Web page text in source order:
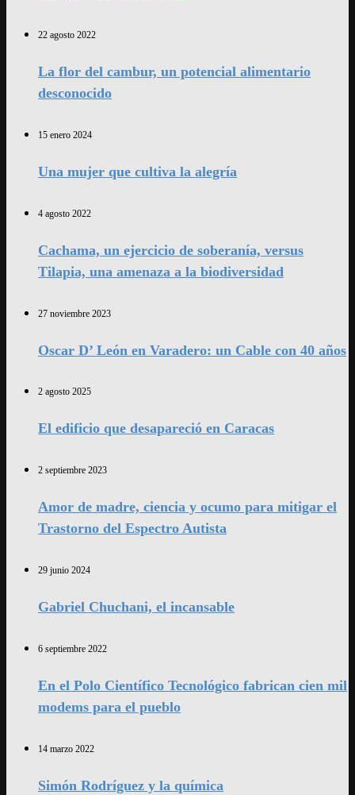
22 agosto 2022
La flor del cambur, un potencial alimentario
desconocido
15 enero 2024
Una mujer que cultiva la alegría
4 agosto 2022
Cachama, un ejercicio de soberanía, versus
Tilapia, una amenaza a la biodiversidad
27 noviembre 2023
Oscar D’ León en Varadero: un Cable con 40 años
2 agosto 2025
El edificio que desapareció en Caracas
2 septiembre 2023
Amor de madre, ciencia y ocumo para mitigar el
Trastorno del Espectro Autista
29 junio 2024
Gabriel Chuchani, el incansable
6 septiembre 2022
En el Polo Científico Tecnológico fabrican cien mil
modems para el pueblo
14 marzo 2022
Simón Rodríguez y la química